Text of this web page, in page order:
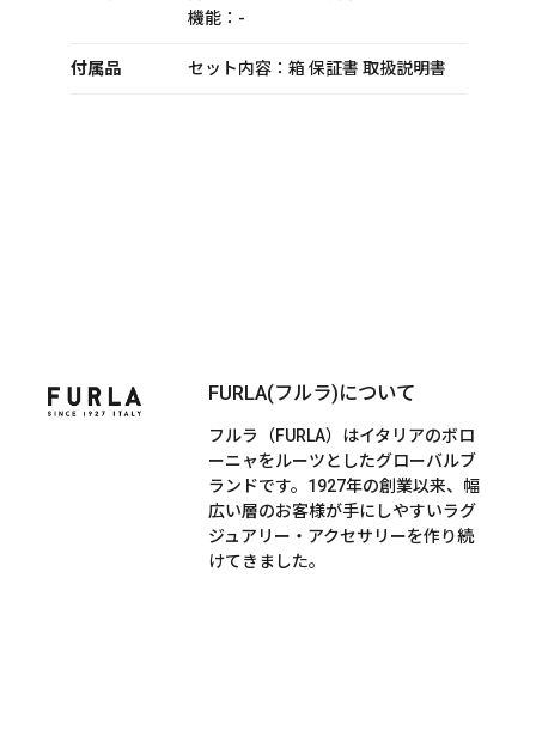
機能：-
付属品 セット内容：箱 保証書 取扱説明書
FURLA(フルラ)について
フルラ（FURLA）はイタリアのボロ
ーニャをルーツとしたグローバルブ
ランドです。1927年の創業以来、幅
広い層のお客様が手にしやすいラグ
ジュアリー・アクセサリーを作り続
けてきました。